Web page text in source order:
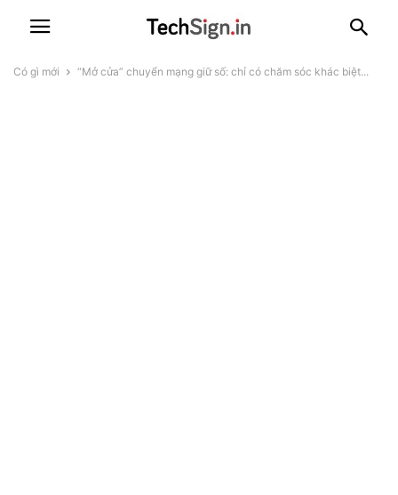
Có gì mới “Mở cửa” chuyển mạng giữ số: chỉ có chăm sóc khác biệt...